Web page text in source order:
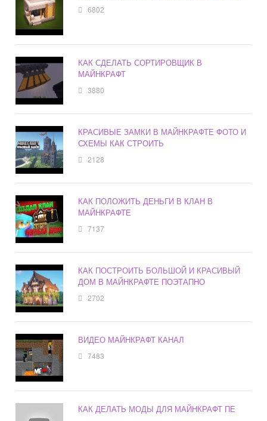
6802
КАК СДЕЛАТЬ СОРТИРОВЩИК В
МАЙНКРАФТ
3880
КРАСИВЫЕ ЗАМКИ В МАЙНКРАФТЕ ФОТО И
СХЕМЫ КАК СТРОИТЬ
2128
КАК ПОЛОЖИТЬ ДЕНЬГИ В КЛАН В
МАЙНКРАФТЕ
7137
КАК ПОСТРОИТЬ БОЛЬШОЙ И КРАСИВЫЙ
ДОМ В МАЙНКРАФТЕ ПОЭТАПНО
2702
ВИДЕО МАЙНКРАФТ КАНАЛ
7483
КАК ДЕЛАТЬ МОДЫ ДЛЯ МАЙНКРАФТ ПЕ